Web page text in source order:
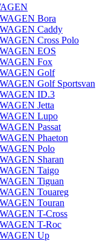
Bora
Caddy
Cross Polo
EOS
Fox
Golf
Golf Sportsvan
ID.3
Jetta
Lupo
Passat
Phaeton
Polo
Sharan
Taigo
Tiguan
Touareg
Touran
T-Cross
T-Roc
Up